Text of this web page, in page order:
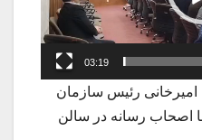
03:19
رئیس سازمان
اصحاب رسانه در سالن